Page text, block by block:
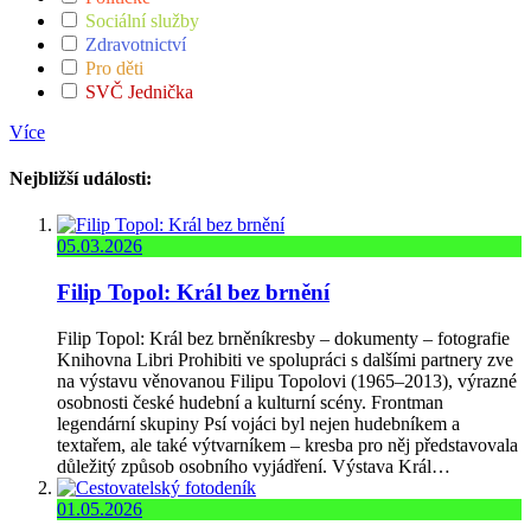
Sociální služby
Zdravotnictví
Pro děti
SVČ Jednička
Více
Nejbližší události:
05.03.2026
Filip Topol: Král bez brnění
Filip Topol: Král bez brněníkresby – dokumenty – fotografie
Knihovna Libri Prohibiti ve spolupráci s dalšími partnery zve
na výstavu věnovanou Filipu Topolovi (1965–2013), výrazné
osobnosti české hudební a kulturní scény. Frontman
legendární skupiny Psí vojáci byl nejen hudebníkem a
textařem, ale také výtvarníkem – kresba pro něj představovala
důležitý způsob osobního vyjádření. Výstava Král…
01.05.2026